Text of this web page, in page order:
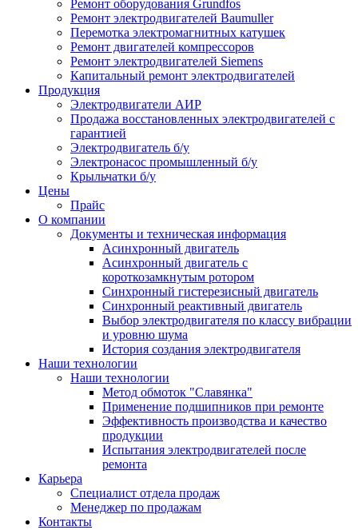
Ремонт оборудования Grundfos
Ремонт электродвигателей Baumuller
Перемотка электромагнитных катушек
Ремонт двигателей компрессоров
Ремонт электродвигателей Siemens
Капитальный ремонт электродвигателей
Продукция
Электродвигатели АИР
Продажа восстановленных электродвигателей с
гарантией
Электродвигатель б/у
Электронасос промышленный б/у
Крыльчатки б/у
Цены
Прайс
О компании
Документы и техническая информация
Асинхронный двигатель
Асинхронный двигатель с
короткозамкнутым ротором
Синхронный гистерезисный двигатель
Синхронный реактивный двигатель
Выбор электродвигателя по классу вибрации
и уровню шума
История создания электродвигателя
Наши технологии
Наши технологии
Метод обмоток "Славянка"
Применение подшипников при ремонте
Эффективность производства и качество
продукции
Испытания электродвигателей после
ремонта
Карьера
Специалист отдела продаж
Менеджер по продажам
Контакты